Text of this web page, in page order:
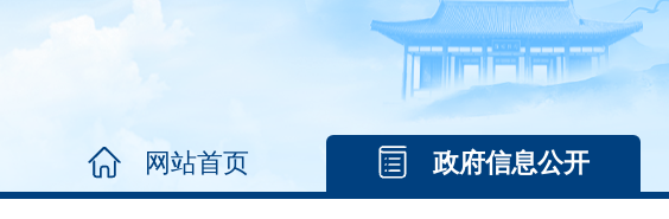
网站首页 政府信息公开